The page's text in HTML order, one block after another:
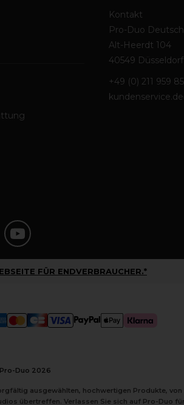
Kontakt
Pro-Duo
Alt-Heerdt 104
40549 Düsseldorf
+49 (0) 211 959
FÜR ENDVERBRAUCHER.*
Duo 2026
ausgewählten, hochwertigen Produkte,
übertreffen. Verlassen Sie sich auf Pro-Duo